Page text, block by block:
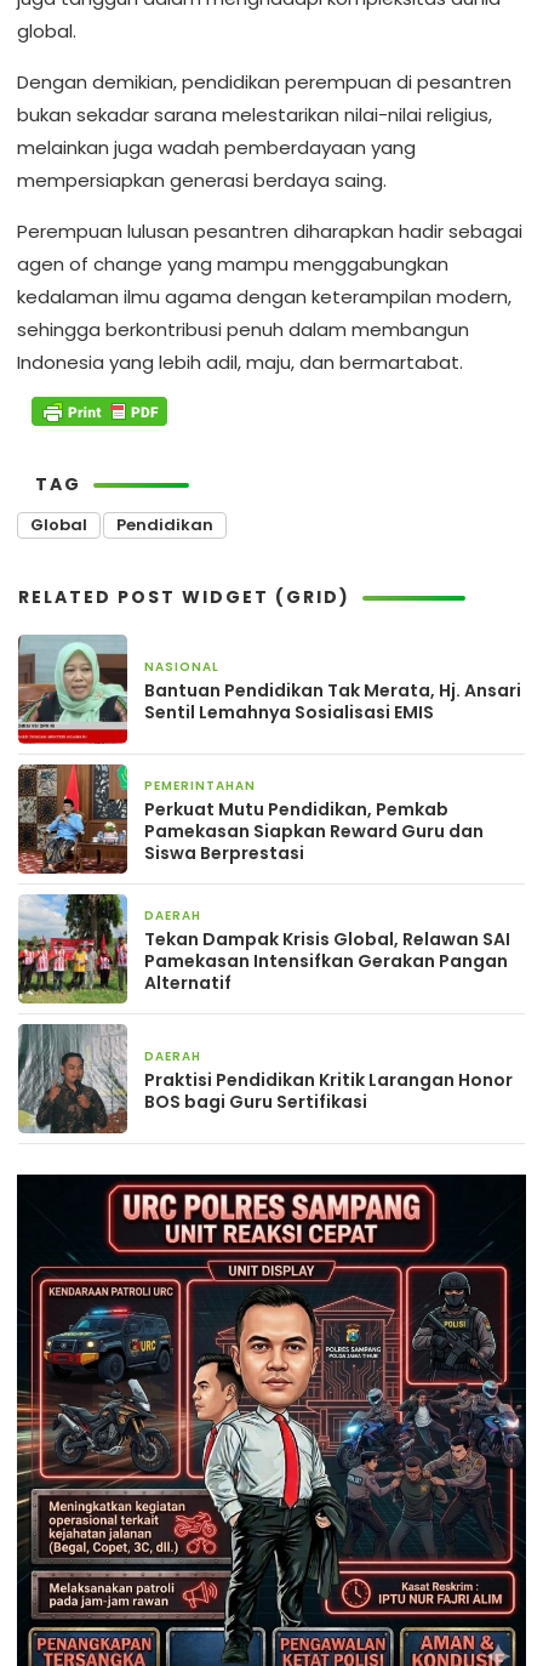
global.
Dengan demikian, pendidikan perempuan di pesantren
bukan sekadar sarana melestarikan nilai-nilai religius,
melainkan juga wadah pemberdayaan yang
mempersiapkan generasi berdaya saing.
Perempuan lulusan pesantren diharapkan hadir sebagai
agen of change yang mampu menggabungkan
kedalaman ilmu agama dengan keterampilan modern,
sehingga berkontribusi penuh dalam membangun
Indonesia yang lebih adil, maju, dan bermartabat.
TAG
Global Pendidikan
RELATED POST WIDGET (GRID)
NASIONAL
Bantuan Pendidikan Tak Merata, Hj. Ansari
Sentil Lemahnya Sosialisasi EMIS
PEMERINTAHAN
Perkuat Mutu Pendidikan, Pemkab
Pamekasan Siapkan Reward Guru dan
Siswa Berprestasi
DAERAH
Tekan Dampak Krisis Global, Relawan SAI
Pamekasan Intensifkan Gerakan Pangan
Alternatif
DAERAH
Praktisi Pendidikan Kritik Larangan Honor
BOS bagi Guru Sertifikasi